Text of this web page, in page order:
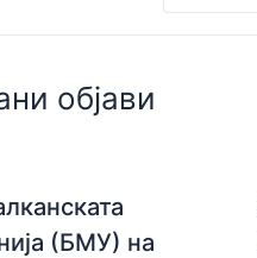
објави
(БМУ) на